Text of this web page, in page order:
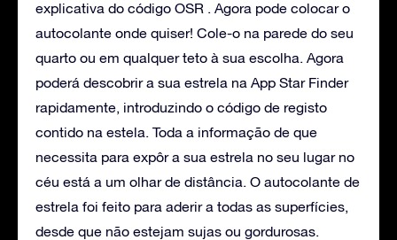
explicativa do código OSR . Agora pode colocar o
autocolante onde quiser! Cole-o na parede do seu
quarto ou em qualquer teto à sua escolha. Agora
poderá descobrir a sua estrela na App Star Finder
rapidamente, introduzindo o código de registo
contido na estela. Toda a informação de que
necessita para expôr a sua estrela no seu lugar no
céu está a um olhar de distância. O autocolante de
estrela foi feito para aderir a todas as superfícies,
desde que não estejam sujas ou gordurosas.